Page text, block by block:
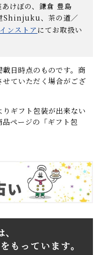
けぼの、鎌倉 豊島
Shinjuku、茶の道／
ンストア にてお取扱い
日時点のものです。商
ていただく場合がござ
ギフト包装が出来ない
ページの「ギフト包
もっています。